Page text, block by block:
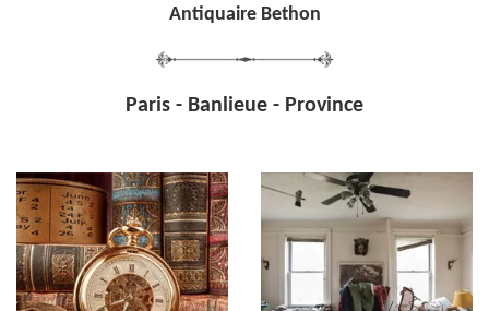
Antiquaire Bethon
Paris - Banlieue - Province